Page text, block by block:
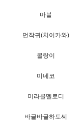
마블
먼작귀(치이카와)
몰랑이
미네코
미라클멜로디
바글바글하토씨